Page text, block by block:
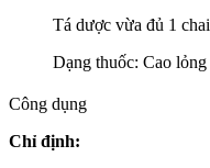
Tá dược vừa đủ 1 chai
Dạng thuốc: Cao lỏng
Công dụng
Chỉ định: